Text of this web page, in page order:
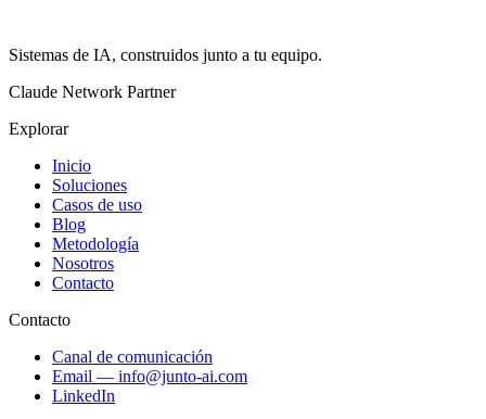
Sistemas de IA, construidos junto a tu equipo.
Claude Network Partner
Explorar
Inicio
Soluciones
Casos de uso
Blog
Metodología
Nosotros
Contacto
Contacto
Canal de comunicación
Email — info@junto-ai.com
LinkedIn